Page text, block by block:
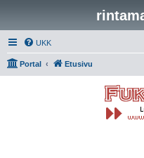
UKK
Portal Etusivu